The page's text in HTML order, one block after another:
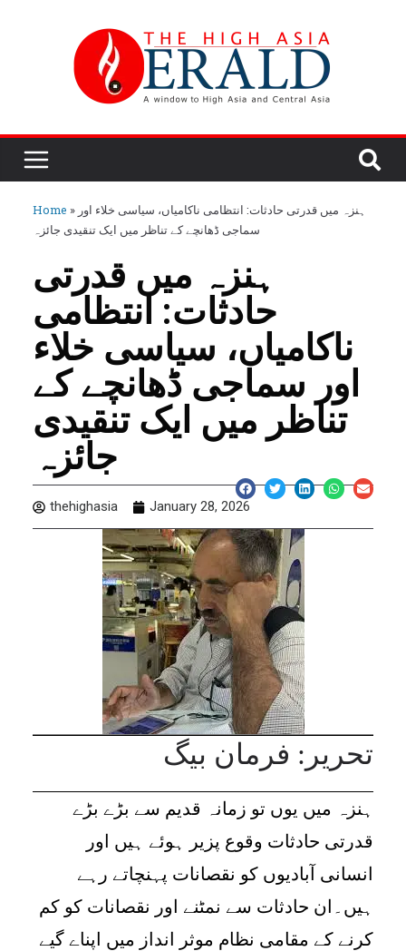
Home » ہنزہ میں قدرتی حادثات: انتظامی ناکامیاں، سیاسی خلاء اور
سماجی ڈھانچے کے تناظر میں ایک تنقیدی جائزہ
ہنزہ میں قدرتی
حادثات: انتظامی
ناکامیاں، سیاسی خلاء
اور سماجی ڈھانچے کے
تناظر میں ایک تنقیدی
جائزہ
thehighasia January 28, 2026
تحریر: فرمان بیگ
ہنزہ میں یوں تو زمانہ قدیم سے بڑے بڑے
قدرتی حادثات وقوع پزیر ہوئے ہیں اور
انسانی آبادیوں کو نقصانات پہنچاتے رہے
ہیں۔ان حادثات سے نمٹنے اور نقصانات کو کم
کرنے کے مقامی نظام موثر انداز میں اپناے گیے